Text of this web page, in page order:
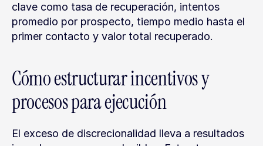
clave como tasa de recuperación, intentos
promedio por prospecto, tiempo medio hasta el
primer contacto y valor total recuperado.
Cómo estructurar incentivos y
procesos para ejecución
El exceso de discrecionalidad lleva a resultados